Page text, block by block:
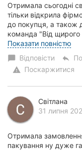
Отримала сьогодні
тільки відкрила
до покупця, а також
команда "Від щирого
чудового пакування.
Показати повністю
chat_bubble Відповісти reply
warning Поскаржитися
Світлана
31 липня
Отримала
пакування ну дуже